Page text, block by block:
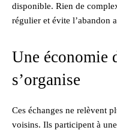
disponible. Rien de
régulier et évite l’abandon
Une économie
s’organise
Ces échanges ne relèvent
voisins. Ils participent à